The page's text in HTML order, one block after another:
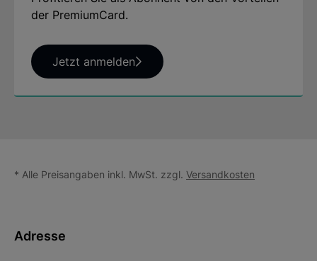
der PremiumCard.
Jetzt anmelden
* Alle Preisangaben inkl. MwSt. zzgl. Versandkosten
Adresse